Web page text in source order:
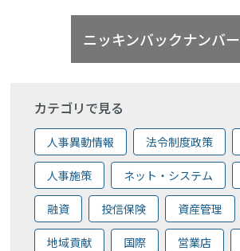
ニッキンバックナンバー
カテゴリで見る
人事異動情報 法令制度政策
人事施策 ネット・システム
融資 投信保険 資産管理
地域貢献 国際 営業店